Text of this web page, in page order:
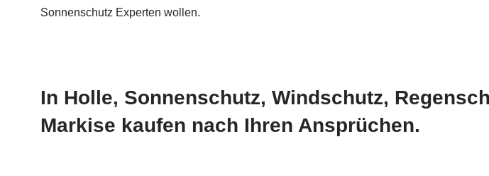
Sonnenschutz Experten wollen.
In Holle, Sonnenschutz, Windschutz,
Markise kaufen nach Ihren Ansprüchen.